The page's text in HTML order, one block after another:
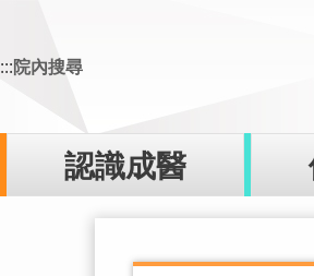
主
:::院內搜尋
認識成醫